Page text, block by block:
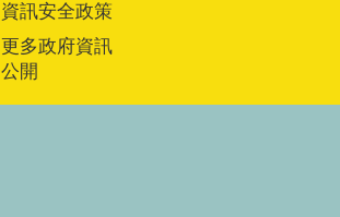
資訊安全政策
更多政府資訊
公開